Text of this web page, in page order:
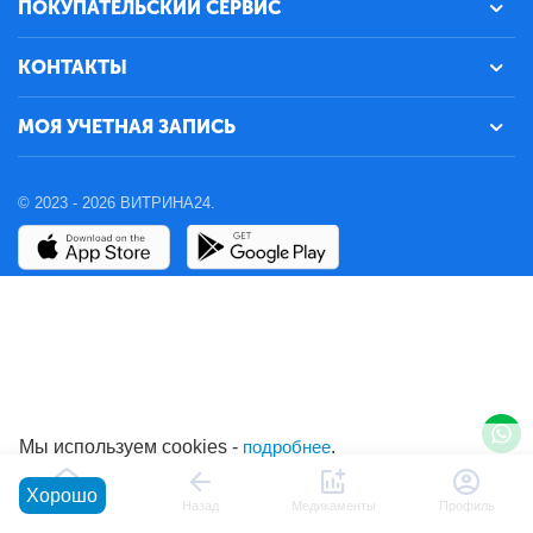
ПОКУПАТЕЛЬСКИЙ СЕРВИС
КОНТАКТЫ
МОЯ УЧЕТНАЯ ЗАПИСЬ
© 2023 - 2026 ВИТРИНА24.
Главная Назад Медикаменты Профиль
Мы используем cookies - подробнее.
Хорошо